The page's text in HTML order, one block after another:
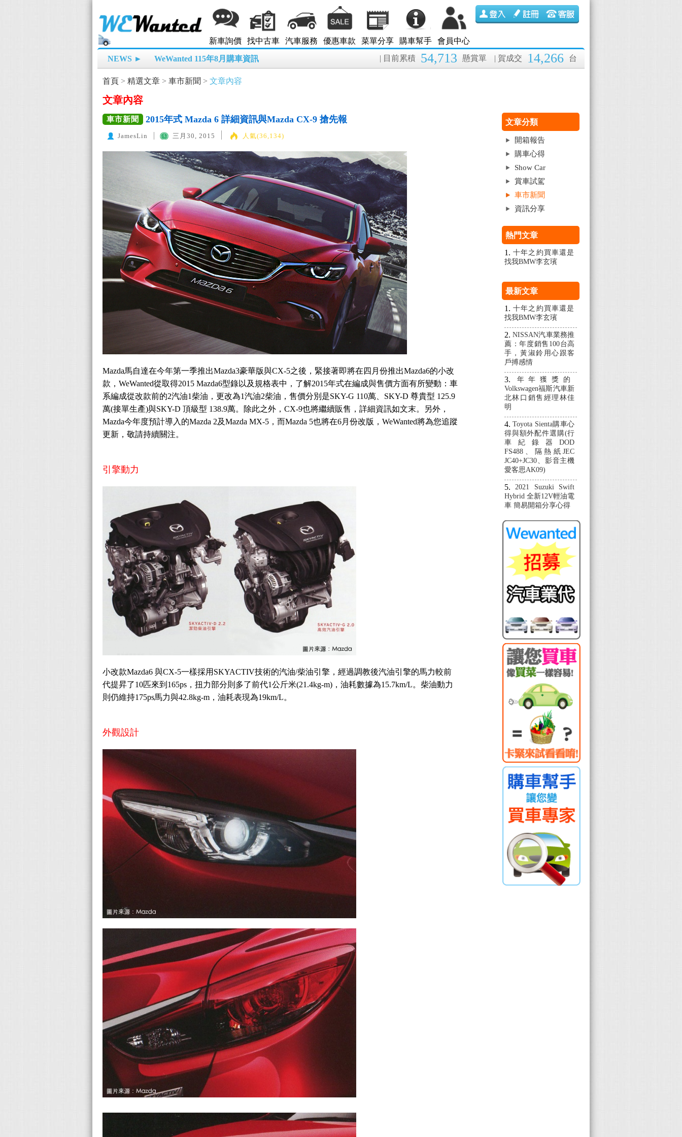
新車詢價 找中古車 汽車服務 優惠車款 菜單分享 購車幫手 會員中心
NEWS ► WeWanted 115年8月購車資訊 | 賀成交 14,266 台
| 目前累積 54,713 懸賞單
首頁 > 精選文章 > 車市新聞 > 文章內容
文章內容
車市新聞 2015年式 Mazda 6 詳細資訊與Mazda CX-9 搶先報
JamesLin 三月30, 2015 人氣(36,134)
Mazda馬自達在今年第一季推出Mazda3豪華版與CX-5之後，緊接著即將在四月份推出Mazda6的小改
款，WeWanted從取得2015 Mazda6型錄以及規格表中，了解2015年式在編成與售價方面有所變動：車
系編成從改款前的2汽油1柴油，更改為1汽油2柴油，售價分別是SKY-G 110萬、SKY-D 尊貴型 125.9
萬(接單生產)與SKY-D 頂級型 138.9萬。除此之外，CX-9也將繼續販售，詳細資訊如文末。另外，
Mazda今年度預計導入的Mazda 2及Mazda MX-5，而Mazda 5也將在6月份改版，WeWanted將為您追蹤
更新，敬請持續關注。
引擎動力
小改款Mazda6 與CX-5一樣採用SKYACTIV技術的汽油/柴油引擎，經過調教後汽油引擎的馬力較前
代提昇了10匹來到165ps，扭力部分則多了前代1公斤米(21.4kg-m)，油耗數據為15.7km/L。柴油動力
則仍維持175ps馬力與42.8kg-m，油耗表現為19km/L。
外觀設計
文章分類
開箱報告
購車心得
Show Car
賞車試駕
車市新聞
資訊分享
熱門文章
十年之約買車還是
找我BMW李玄璸
最新文章
十年之約買車還是
找我BMW李玄璸
NISSAN汽車業務推
薦：年度銷售100台高
手，黃淑鈴用心跟客
戶搏感情
年年獲獎的
Volkswagen福斯汽車新
北林口銷售經理林佳
明
Toyota Sienta購車心
得與額外配件選購(行
車紀錄器DOD
FS488、隔熱紙JEC
JC40+JC30、影音主機
愛客思AK09)
2021 Suzuki Swift
Hybrid 全新12V輕油電
車 簡易開箱分享心得